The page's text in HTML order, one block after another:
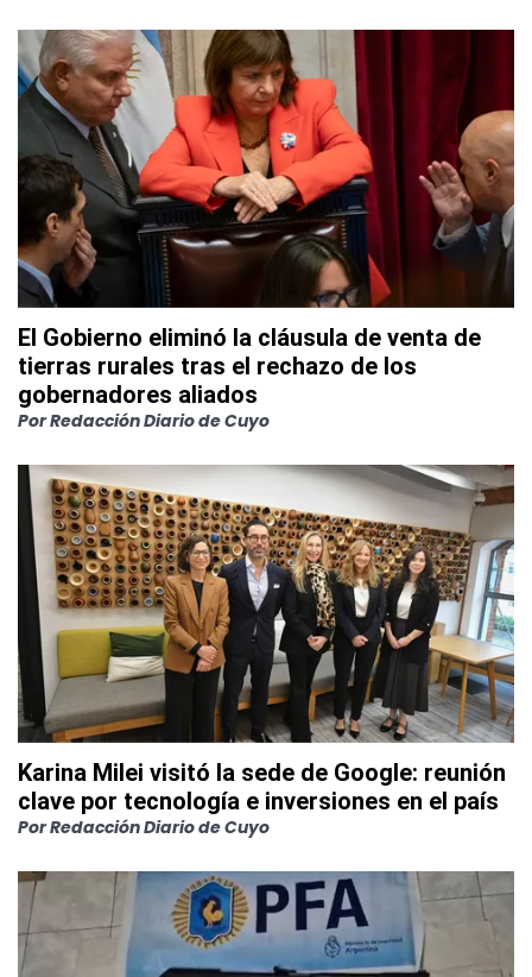
El Gobierno eliminó la cláusula de venta de
tierras rurales tras el rechazo de los
gobernadores aliados
PorRedacción Diario de Cuyo
Karina Milei visitó la sede de Google: reunión
clave por tecnología e inversiones en el país
PorRedacción Diario de Cuyo